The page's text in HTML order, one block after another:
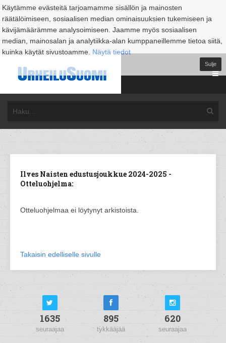
Käytämme evästeitä tarjoamamme sisällön ja mainosten
räätälöimiseen, sosiaalisen median ominaisuuksien tukemiseen ja
kävijämäärämme analysoimiseen. Jaamme myös sosiaalisen
median, mainosalan ja analytiikka-alan kumppaneillemme tietoa siitä,
kuinka käytät sivustoamme. Näytä tiedot
Sulje
Ilves Naisten edustusjoukkue 2024-2025 -
Otteluohjelma:
Otteluohjelmaa ei löytynyt arkistoista.
Takaisin edelliselle sivulle
1635
seuraajaa
895
tykkääjää
620
seuraajaa